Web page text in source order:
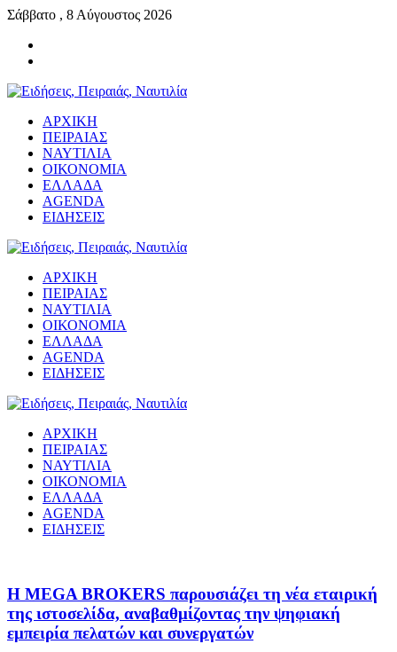
Σάββατο , 8 Αύγουστος 2026
ΑΡΧΙΚΗ
ΠΕΙΡΑΙΑΣ
ΝΑΥΤΙΛΙΑ
ΟΙΚΟΝΟΜΙΑ
ΕΛΛΑΔΑ
AGENDA
ΕΙΔΗΣΕΙΣ
ΑΡΧΙΚΗ
ΠΕΙΡΑΙΑΣ
ΝΑΥΤΙΛΙΑ
ΟΙΚΟΝΟΜΙΑ
ΕΛΛΑΔΑ
AGENDA
ΕΙΔΗΣΕΙΣ
ΑΡΧΙΚΗ
ΠΕΙΡΑΙΑΣ
ΝΑΥΤΙΛΙΑ
ΟΙΚΟΝΟΜΙΑ
ΕΛΛΑΔΑ
AGENDA
ΕΙΔΗΣΕΙΣ
Η MEGA BROKERS παρουσιάζει τη νέα εταιρική
της ιστοσελίδα, αναβαθμίζοντας την ψηφιακή
εμπειρία πελατών και συνεργατών